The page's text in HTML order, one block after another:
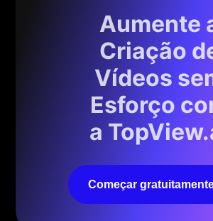
Aumente
Criação
Vídeos
Esforço
a
Começar